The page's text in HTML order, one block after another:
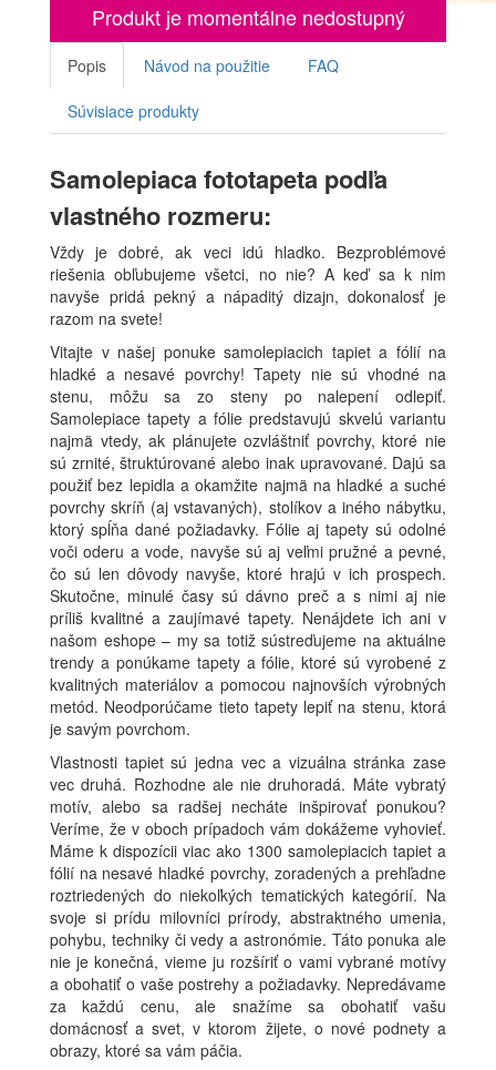
Produkt je momentálne nedostupný
Popis Návod na použitie FAQ
Súvisiace produkty
Samolepiaca fototapeta podľa
vlastného rozmeru:
Vždy je dobré, ak veci idú hladko. Bezproblémové
riešenia obľubujeme všetci, no nie? A keď sa k nim
navyše pridá pekný a nápaditý dizajn, dokonalosť je
razom na svete!
Vitajte v našej ponuke samolepiacich tapiet a fólií na
hladké a nesavé povrchy! Tapety nie sú vhodné na
stenu, môžu sa zo steny po nalepení odlepiť.
Samolepiace tapety a fólie predstavujú skvelú variantu
najmä vtedy, ak plánujete ozvláštniť povrchy, ktoré nie
sú zrnité, štruktúrované alebo inak upravované. Dajú sa
použiť bez lepidla a okamžite najmä na hladké a suché
povrchy skríň (aj vstavaných), stolíkov a iného nábytku,
ktorý spĺňa dané požiadavky. Fólie aj tapety sú odolné
voči oderu a vode, navyše sú aj veľmi pružné a pevné,
čo sú len dôvody navyše, ktoré hrajú v ich prospech.
Skutočne, minulé časy sú dávno preč a s nimi aj nie
príliš kvalitné a zaujímavé tapety. Nenájdete ich ani v
našom eshope – my sa totiž sústreďujeme na aktuálne
trendy a ponúkame tapety a fólie, ktoré sú vyrobené z
kvalitných materiálov a pomocou najnovších výrobných
metód. Neodporúčame tieto tapety lepiť na stenu, ktorá
je savým povrchom.
Vlastnosti tapiet sú jedna vec a vizuálna stránka zase
vec druhá. Rozhodne ale nie druhoradá. Máte vybratý
motív, alebo sa radšej necháte inšpirovať ponukou?
Veríme, že v oboch prípadoch vám dokážeme vyhovieť.
Máme k dispozícii viac ako 1300 samolepiacich tapiet a
fólií na nesavé hladké povrchy, zoradených a prehľadne
roztriedených do niekoľkých tematických kategórií. Na
svoje si prídu milovníci prírody, abstraktného umenia,
pohybu, techniky či vedy a astronómie. Táto ponuka ale
nie je konečná, vieme ju rozšíriť o vami vybrané motívy
a obohatiť o vaše postrehy a požiadavky. Nepredávame
za každú cenu, ale snažíme sa obohatiť vašu
domácnosť a svet, v ktorom žijete, o nové podnety a
obrazy, ktoré sa vám páčia.